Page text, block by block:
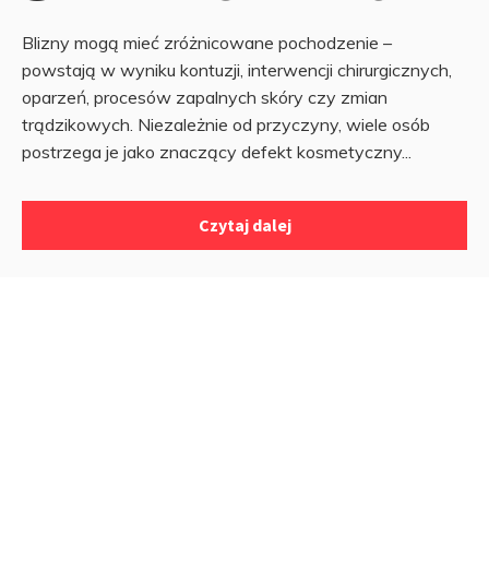
Blizny mogą mieć zróżnicowane pochodzenie –
powstają w wyniku kontuzji, interwencji chirurgicznych,
oparzeń, procesów zapalnych skóry czy zmian
trądzikowych. Niezależnie od przyczyny, wiele osób
postrzega je jako znaczący defekt kosmetyczny...
Czytaj dalej